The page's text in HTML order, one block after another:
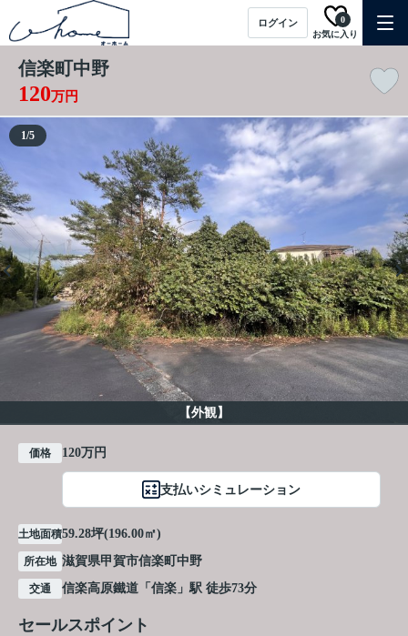
ログイン
お気に入り
0
信楽町中野
120万円
【外観】
1/5
価格 120万円
支払いシミュレーション
土地面積59.28坪(196.00㎡)
所在地 滋賀県甲賀市信楽町中野
交通 信楽高原鐵道 「 信楽 」駅 徒歩73分
セールスポイント